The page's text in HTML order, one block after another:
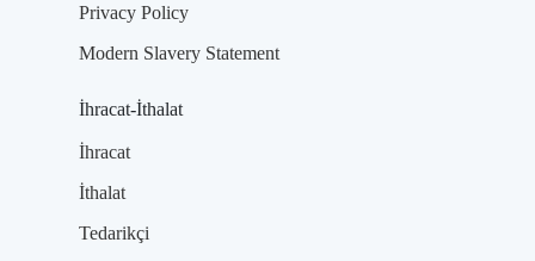
Privacy Policy
Modern Slavery Statement
İhracat-İthalat
İhracat
İthalat
Tedarikçi